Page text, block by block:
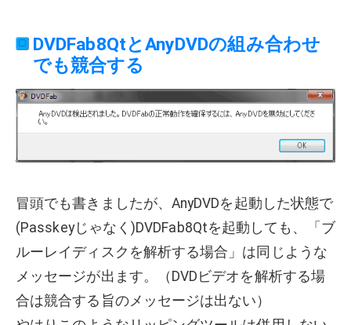
DVDFab8QtとAnyDVDの組み合わせ
でも競合する
冒頭でも書きましたが、AnyDVDを起動した状態で
(Passkeyじゃなく)DVDFab8Qtを起動しても、「ブ
ルーレイディスクを解析する場合」は同じような
メッセージが出ます。（DVDビデオを解析する場
合は競合する旨のメッセージは出ない）